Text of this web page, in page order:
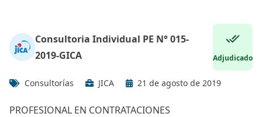
Consultoria Individual PE N° 015-
2019-GICA
Adjudicado
Consultorías JICA 21 de agosto de 2019
PROFESIONAL EN CONTRATACIONES